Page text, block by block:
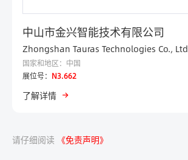
中山市金兴智能技术有限公司
Zhongshan Tauras Technologies Co., Ltd
国家和地区：中国
展位号： N3.662
了解详情
请仔细阅读 《免责声明》